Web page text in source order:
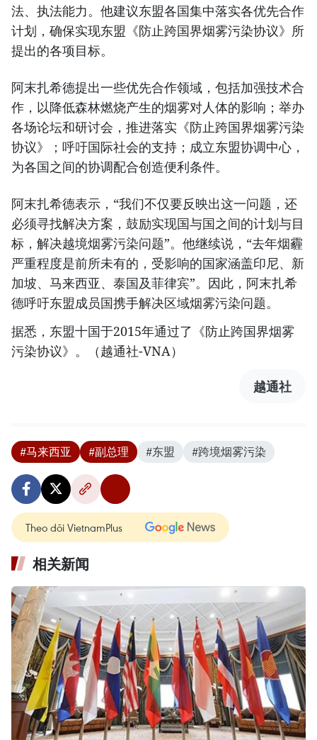
法、执法能力。他建议东盟各国集中落实各优先合作
计划，确保实现东盟《防止跨国界烟雾污染协议》所
提出的各项目标。
阿末扎希德提出一些优先合作领域，包括加强技术合
作，以降低森林燃烧产生的烟雾对人体的影响；举办
各场论坛和研讨会，推进落实《防止跨国界烟雾污染
协议》；呼吁国际社会的支持；成立东盟协调中心，
为各国之间的协调配合创造便利条件。
阿末扎希德表示，“我们不仅要反映出这一问题，还
必须寻找解决方案，鼓励实现国与国之间的计划与目
标，解决越境烟雾污染问题”。他继续说，“去年烟霾
严重程度是前所未有的，受影响的国家涵盖印尼、新
加坡、马来西亚、泰国及菲律宾”。因此，阿末扎希
德呼吁东盟成员国携手解决区域烟雾污染问题。
据悉，东盟十国于2015年通过了《防止跨国界烟雾
污染协议》。（越通社-VNA）
越通社
#马来西亚 #副总理 #东盟 #跨境烟雾污染
Theo dõi VietnamPlus
相关新闻